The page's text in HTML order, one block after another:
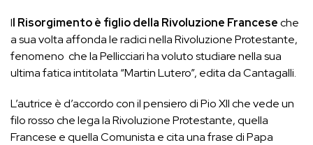
Il Risorgimento è figlio della Rivoluzione Franceseche
a sua volta affonda le radici nella Rivoluzione Protestante,
fenomeno che la Pellicciari ha voluto studiare nella sua
ultima fatica intitolata “Martin Lutero”, edita da Cantagalli.
L’autrice è d’accordo con il pensiero di Pio XII che vede un
filo rosso che lega la Rivoluzione Protestante, quella
Francese e quella Comunista e cita una frase di Papa